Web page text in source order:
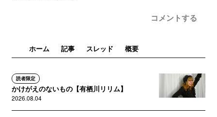
コメントする
ホーム 記事 スレッド 概要
読者限定
かけがえのないもの【有栖川リリム】
2026.08.04